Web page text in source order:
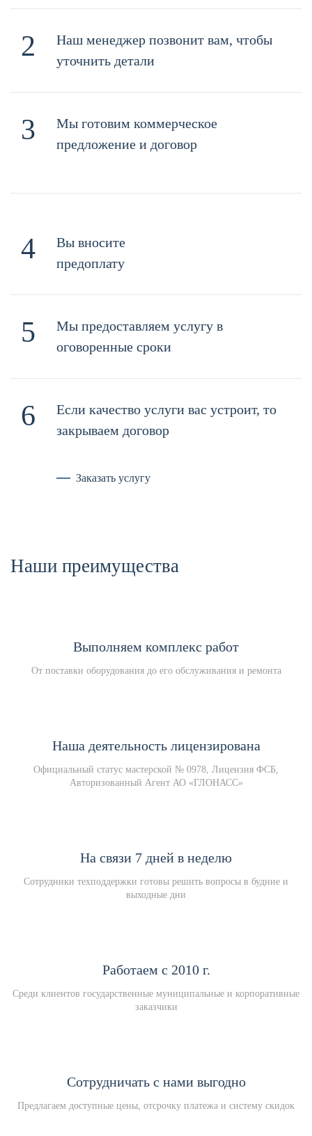
2
Наш менеджер позвонит вам, чтобы
уточнить детали
3
Мы готовим коммерческое
предложение и договор
4
Вы вносите
предоплату
5
Мы предоставляем услугу в
оговоренные сроки
6
Если качество услуги вас устроит, то
закрываем договор
Заказать услугу
Наши преимущества
Выполняем комплекс работ
От поставки оборудования до его обслуживания и ремонта
Наша деятельность лицензирована
Официальный статус мастерской № 0978, Лицензия ФСБ,
Авторизованный Агент АО «ГЛОНАСС»
На связи 7 дней в неделю
Сотрудники техподдержки готовы решить вопросы в будние и
выходные дни
Работаем с 2010 г.
Среди клиентов государственные муниципальные и корпоративные
заказчики
Сотрудничать с нами выгодно
Предлагаем доступные цены, отсрочку платежа и систему скидок